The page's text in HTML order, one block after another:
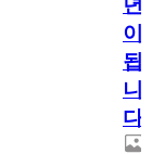
년
이
됩
니
다.